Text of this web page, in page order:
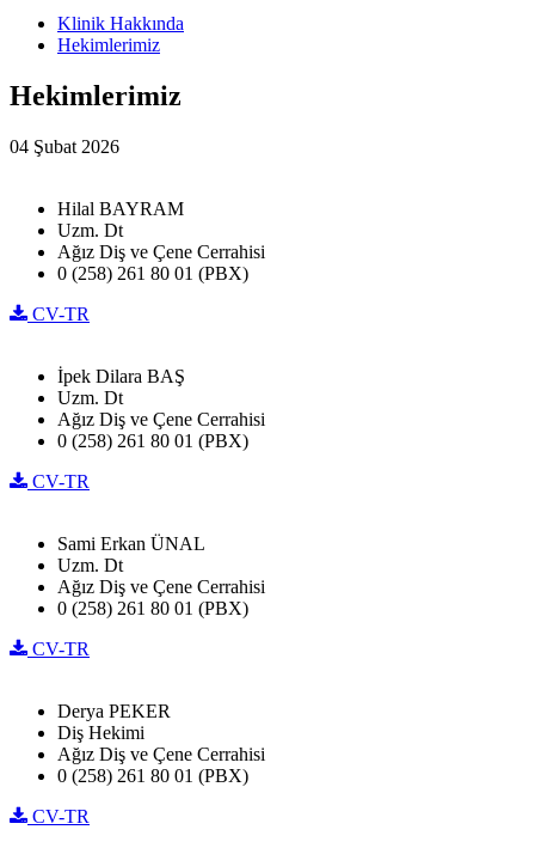
Klinik Hakkında
Hekimlerimiz
Hekimlerimiz
04 Şubat 2026
Hilal BAYRAM
Uzm. Dt
Ağız Diş ve Çene Cerrahisi
0 (258) 261 80 01 (PBX)
CV-TR
İpek Dilara BAŞ
Uzm. Dt
Ağız Diş ve Çene Cerrahisi
0 (258) 261 80 01 (PBX)
CV-TR
Sami Erkan ÜNAL
Uzm. Dt
Ağız Diş ve Çene Cerrahisi
0 (258) 261 80 01 (PBX)
CV-TR
Derya PEKER
Diş Hekimi
Ağız Diş ve Çene Cerrahisi
0 (258) 261 80 01 (PBX)
CV-TR